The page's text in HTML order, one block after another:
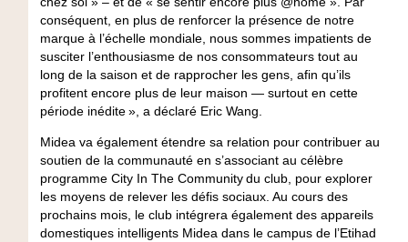
conséquent, en plus de renforcer la présence de notre
marque à l’échelle mondiale, nous sommes impatients de
susciter l’enthousiasme de nos consommateurs tout au
long de la saison et de rapprocher les gens, afin qu’ils
profitent encore plus de leur maison — surtout en cette
période inédite », a déclaré Eric Wang.
Midea va également étendre sa relation pour contribuer au
soutien de la communauté en s’associant au célèbre
programme City In The Community du club, pour explorer
les moyens de relever les défis sociaux. Au cours des
prochains mois, le club intégrera également des appareils
domestiques intelligents Midea dans le campus de l’Etihad